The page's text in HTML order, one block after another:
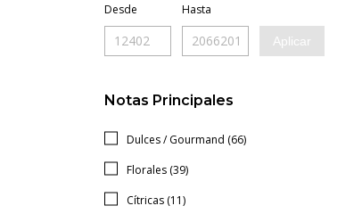
Desde Hasta
Aplicar
Notas Principales
Dulces / Gourmand (66)
Florales (39)
Cítricas (11)